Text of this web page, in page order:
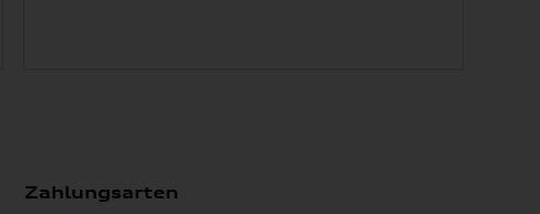
Zahlungsarten